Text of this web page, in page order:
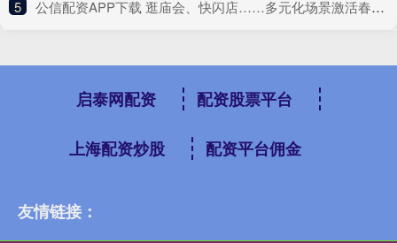
5 ​公信配资APP下载 逛庙会、快闪店……多元化场景激活春节消费力
启泰网配资 配资股票平台
上海配资炒股 配资平台佣金
友情链接：